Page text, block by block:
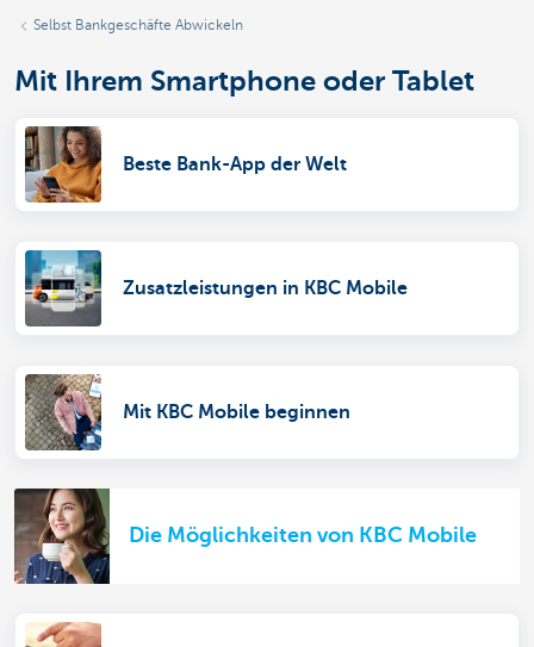
Selbst Bankgeschäfte Abwickeln
Mit Ihrem Smartphone oder Tablet
Beste Bank-App der Welt
Zusatzleistungen in KBC Mobile
Mit KBC Mobile beginnen
Die Möglichkeiten von KBC Mobile